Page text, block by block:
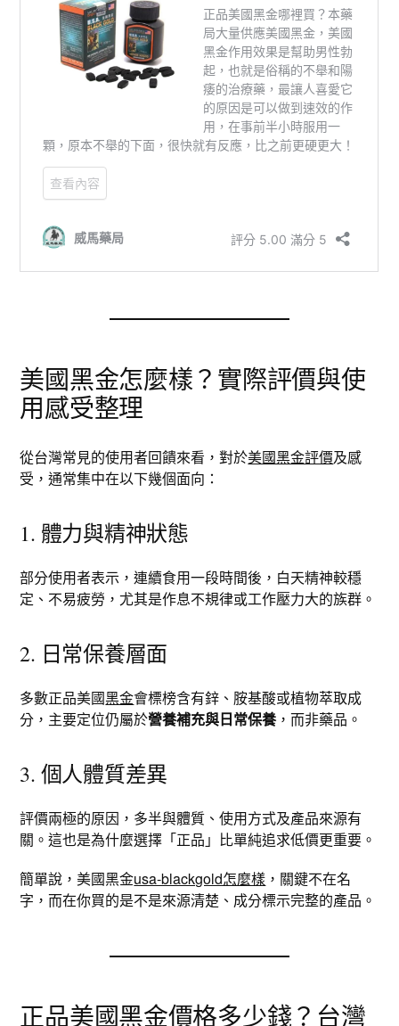
美國黑金怎麼樣？實際評價與使
用感受整理
從台灣常見的使用者回饋來看，對於美國黑金評價及感
受，通常集中在以下幾個面向：
1. 體力與精神狀態
部分使用者表示，連續食用一段時間後，白天精神較穩
定、不易疲勞，尤其是作息不規律或工作壓力大的族群。
2. 日常保養層面
多數正品美國黑金會標榜含有鋅、胺基酸或植物萃取成
分，主要定位仍屬於營養補充與日常保養 ，而非藥品。
3. 個人體質差異
評價兩極的原因，多半與體質、使用方式及產品來源有
關。這也是為什麼選擇「正品」比單純追求低價更重要。
簡單說，美國黑金usa-blackgold怎麼樣 ，關鍵不在名
字，而在你買的是不是來源清楚、成分標示完整的產品。
正品美國黑金價格多少錢？台灣